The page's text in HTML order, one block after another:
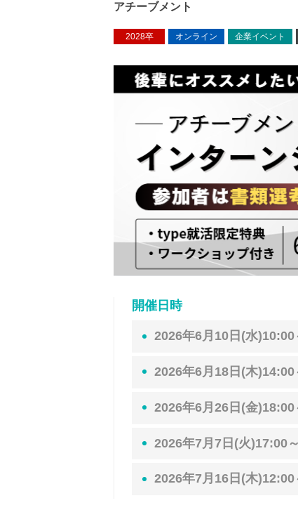
アチーブメント
2028卒 オンライン 企業イベント
開催日時
2026年6月10日(水
2026年6月18日(木
2026年6月26日(金
2026年7月7日(火)17:00
2026年7月16日(木